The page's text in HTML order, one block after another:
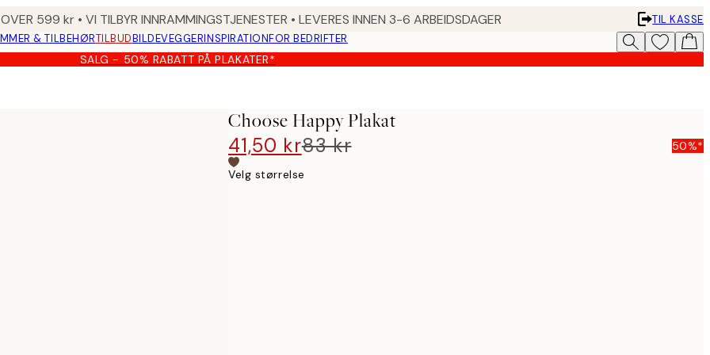
599 kr • VI TILBYR INNRAMMINGSTJENESTER • LEVERES INNEN 3-6 ARBEIDSDAGER
TIL KASSE
& TILBEHØRTILBUDBILDEVEGGERINSPIRATIONFOR BEDRIFTER
SALG - 50% RABATT PÅ PLAKATER*
Choose Happy Plakat
41,50 kr83 kr 50%*
Velg størrelse